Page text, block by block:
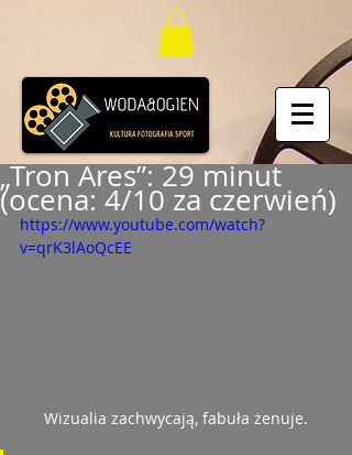
„Tron Ares”: 29 minut
(ocena: 4/10 za czerwień)
https://www.youtube.com/watch?
v=qrK3lAoQcEE
Wizualia zachwycają, fabuła żenuje.